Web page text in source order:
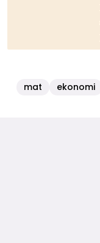
mat ekonomi